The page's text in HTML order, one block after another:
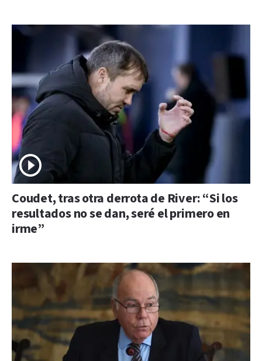
Coudet, tras otra derrota de River: “Si los
resultados no se dan, seré el primero en
irme”